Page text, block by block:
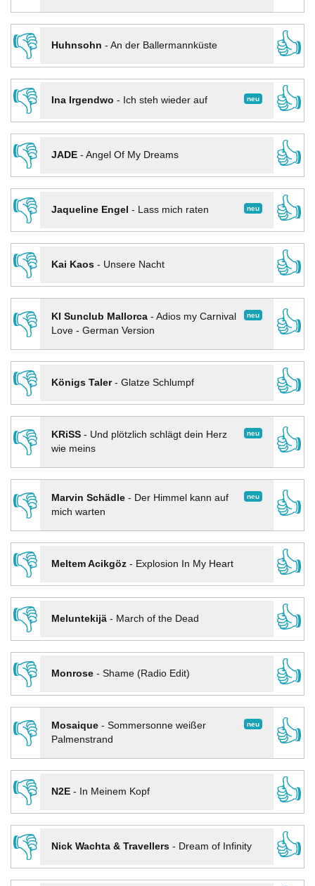
👎
Huhnsohn - An der Ballermannküste
👍
👎
neu
Ina Irgendwo - Ich steh wieder auf
👍
👎
JADE- Angel Of My Dreams
👍
👎
neu
Jaqueline Engel - Lass mich raten
👍
👎
Kai Kaos- Unsere Nacht
👍
👎
neu
KI Sunclub Mallorca- Adios my Carnival
Love - German Version
👍
👎
Königs Taler- Glatze Schlumpf
👍
👎
neu
KRiSS- Und plötzlich schlägt dein Herz
wie meins
👍
👎 neu
Marvin Schädle- Der Himmel kann auf
mich warten
👍
👎
Meltem Acikgöz- Explosion In My Heart
👍
👎
Meluntekijä- March of the Dead
👍
👎
Monrose- Shame (Radio Edit)
👍
👎
neu
Mosaique- Sommersonne weißer
Palmenstrand
👍
👎
N2E- In Meinem Kopf
👍
👎
Nick Wachta & Travellers- Dream of Infinity
👍